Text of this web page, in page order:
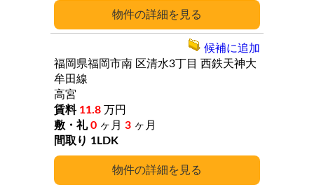
詳細
詳細
福岡県福岡市南 区清水3丁目 西鉄天神大
牟田線
高宮
11.8 万円
0 ヶ月 3 ヶ月
1LDK
候補に追加